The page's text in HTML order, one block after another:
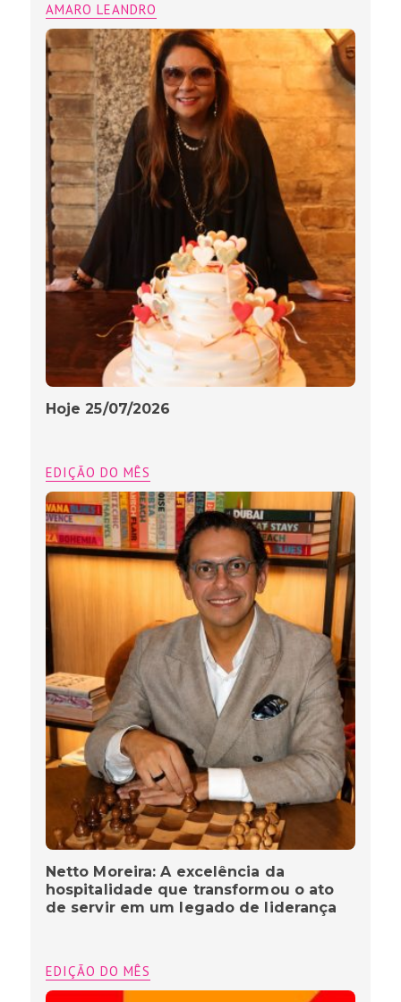
AMARO LEANDRO
Hoje 25/07/2026
EDIÇÃO DO MÊS
Netto Moreira: A excelência da
hospitalidade que transformou o ato
de servir em um legado de liderança
EDIÇÃO DO MÊS